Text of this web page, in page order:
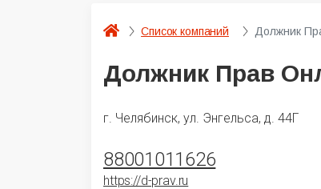
Список компаний Должник
Должник Прав
г. Челябинск, ул. Энгельса, д. 44Г
88001011626
https://d-prav.ru